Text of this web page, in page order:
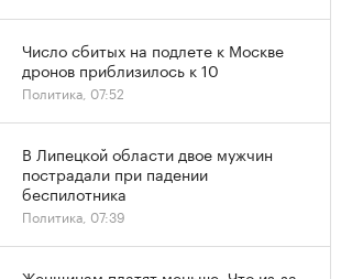
Число сбитых на подлете к Москве
дронов приблизилось к 10
Политика, 07:52
В Липецкой области двое мужчин
пострадали при падении
беспилотника
Политика, 07:39